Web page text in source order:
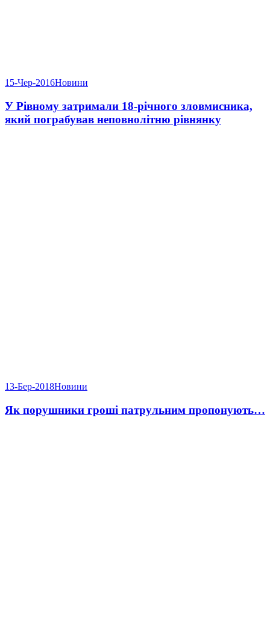
15-Чер-2016Новини
У Рівному затримали 18-річного зловмисника,
який пограбував неповнолітню рівнянку
13-Бер-2018Новини
Як порушники гроші патрульним пропонують…